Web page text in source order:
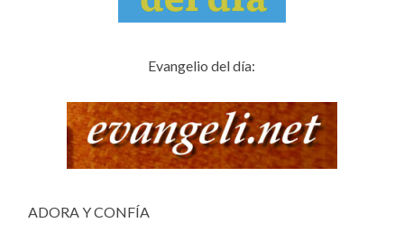
Evangelio del día:
ADORA Y CONFÍA